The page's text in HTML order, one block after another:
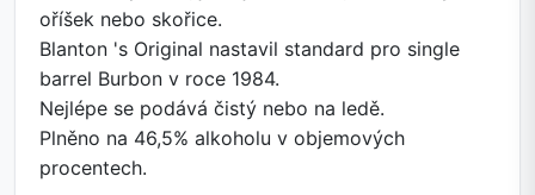
oříšek nebo skořice.
Blanton 's Original nastavil standard pro single
barrel Burbon v roce 1984.
Nejlépe se podává čistý nebo na ledě.
Plněno na 46,5% alkoholu v objemových
procentech.